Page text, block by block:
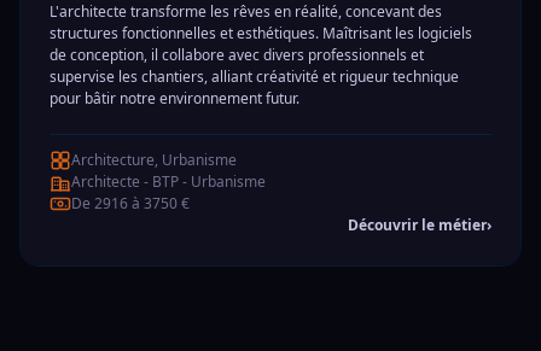
L'architecte transforme les rêves en réalité, concevant des
structures fonctionnelles et esthétiques. Maîtrisant les logiciels
de conception, il collabore avec divers professionnels et
supervise les chantiers, alliant créativité et rigueur technique
pour bâtir notre environnement futur.
Architecture, Urbanisme
Architecte - BTP - Urbanisme
De 2916 à 3750 €
Découvrir le métier›